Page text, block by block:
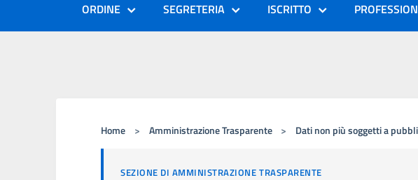
ORDINE SEGRETERIA ISCRITTO
Home > Amministrazione Trasparente > Dati non più soggetti a
SEZIONE DI AMMINISTRAZIONE TRASPARENTE